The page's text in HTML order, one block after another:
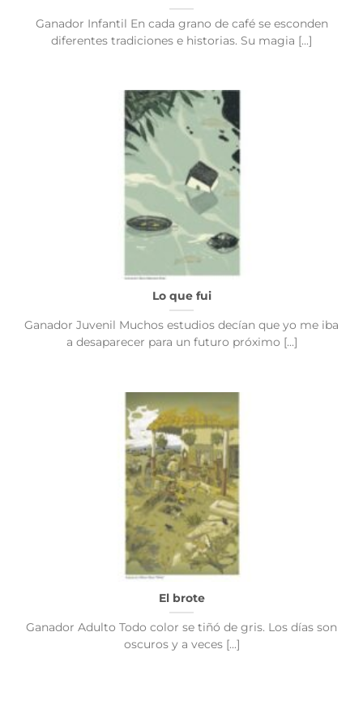
Ganador Infantil En cada grano de café se esconden
diferentes tradiciones e historias. Su magia [...]
Lo que fui
Ganador Juvenil Muchos estudios decían que yo me iba
a desaparecer para un futuro próximo [...]
El brote
Ganador Adulto Todo color se tiñó de gris. Los días son
oscuros y a veces [...]